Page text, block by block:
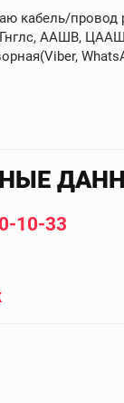
кабель/
ААШВ,
10-33